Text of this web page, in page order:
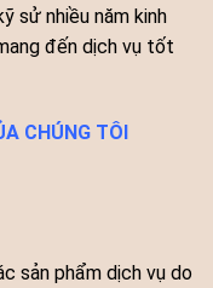
sử nhiều năm kinh
đến dịch vụ tốt
CHÚNG TÔI
sản phẩm dịch vụ do